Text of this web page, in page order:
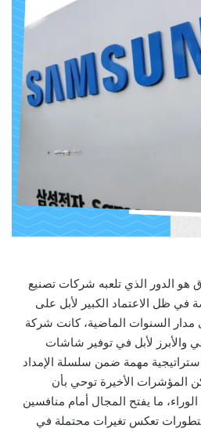
هو الدور الذي تلعبه شركات تصنيع
في ظل الاعتماد الكبير لأبل على
السنوات الماضية، كانت شركة
والأبرز لأبل في توفير شاشات
مهمة ضمن سلسلة الإمداد
المؤشرات الأخيرة توحي بأن
ما يفتح المجال أمام منافسين
تعكس تغيرات محتملة في